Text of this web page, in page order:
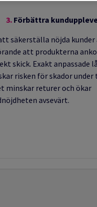
3. Förbättra
säkerställa nöjda kunder
att produkterna
skick. Exakt anpassade
risken för skador
minskar returer och ökar
avsevärt.